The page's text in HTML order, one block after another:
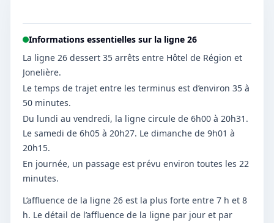
Informations essentielles sur la ligne 26
La ligne 26 dessert 35 arrêts entre Hôtel de Région et
Jonelière.
Le temps de trajet entre les terminus est d’environ 35 à
50 minutes.
Du lundi au vendredi, la ligne circule de 6h00 à 20h31.
Le samedi de 6h05 à 20h27. Le dimanche de 9h01 à
20h15.
En journée, un passage est prévu environ toutes les 22
minutes.
L’affluence de la ligne 26 est la plus forte entre 7 h et 8
h. Le détail de l’affluence de la ligne par jour et par